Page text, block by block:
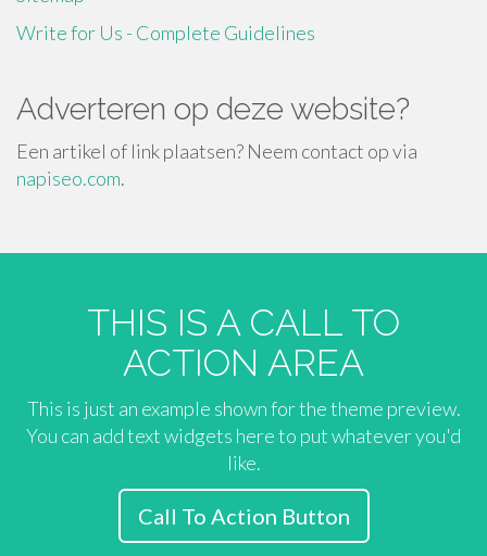
Write for Us - Complete Guidelines
Adverteren op deze website?
Een artikel of link plaatsen? Neem contact op via
napiseo.com.
THIS IS A CALL TO
ACTION AREA
This is just an example shown for the theme preview.
You can add text widgets here to put whatever you'd
like.
Call To Action Button